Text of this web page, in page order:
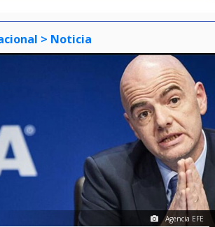
> Noticia
Agencia EFE